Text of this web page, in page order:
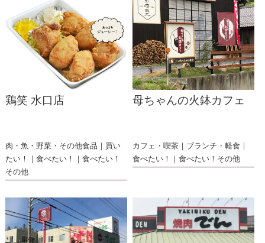
鶏笑 水口店
肉・魚・野菜・その他食品
買い
たい！
食べたい！
食べたい！
その他
母ちゃんの火鉢カフェ
カフェ・喫茶
ブランチ・軽食
食べたい！
食べたい！その他